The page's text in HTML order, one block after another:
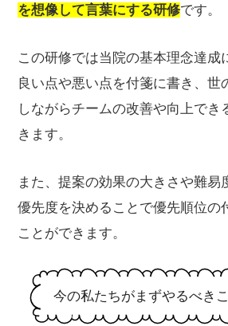
を想像して言葉にする研修です。
この研修では当院の基本理念達成
良い点や悪い点を付箋に書き、世
しながらチームの改善や向上でき
きます。
また、提案の効果の大きさや難易
優先度を決めることで優先順位の
ことができます。
今の私たちがまずやるべき